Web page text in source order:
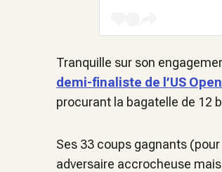
Tranquille sur son
demi-finaliste de l’US
procurant la bagatelle de 12
Ses 33 coups gagnants
adversaire accrocheuse